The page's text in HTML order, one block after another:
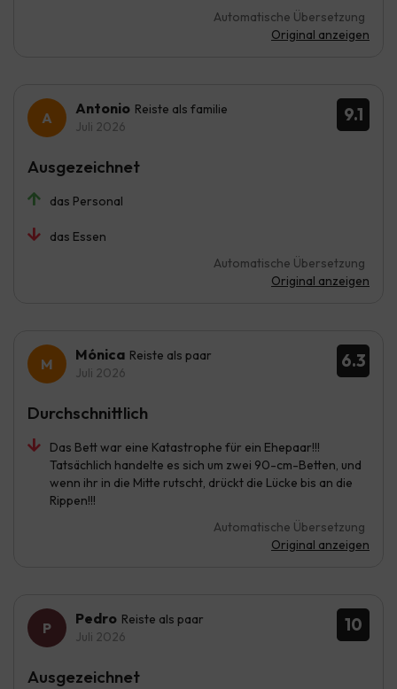
Automatische Übersetzung
Original anzeigen
9.1
Antonio Reiste als familie
Juli 2026
das Personal
das Essen
Automatische Übersetzung
Original anzeigen
Ausgezeichnet
6.3
Mónica Reiste als paar
Juli 2026
Das Bett war eine Katastrophe für ein Ehepaar!!!
Tatsächlich handelte es sich um zwei 90-cm-Betten, und
wenn ihr in die Mitte rutscht, drückt die Lücke bis an die
Rippen!!!
Automatische Übersetzung
Original anzeigen
Durchschnittlich
10
Pedro Reiste als paar
Juli 2026
Ausgezeichnet